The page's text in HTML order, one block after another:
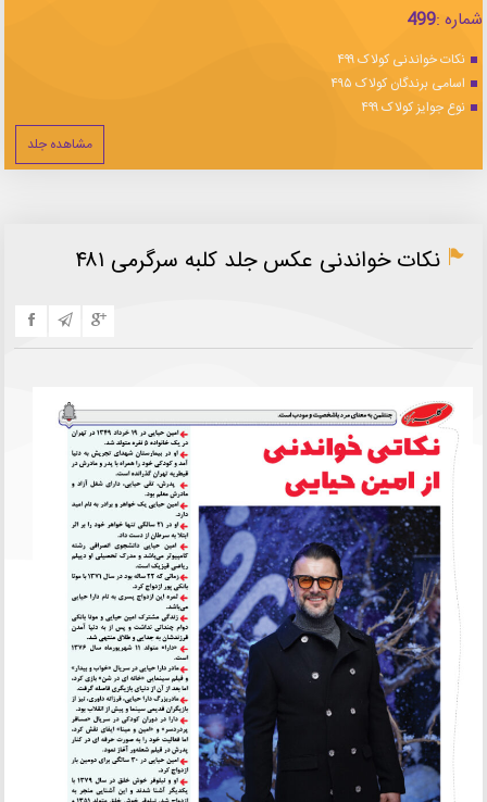
شماره :499
نکات خواندنی کولاک ۴۹۹
اسامی برندگان کولاک ۴۹۵
نوع جوایز کولاک ۴۹۹
مشاهده جلد
نکات خواندنی عکس جلد کلبه سرگرمی ۴۸۱